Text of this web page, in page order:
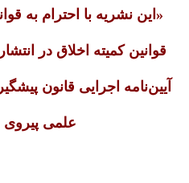
«این نشریه با احترام به
قوانین کمیته اخلاق در انتشار
آیین‌نامه اجرایی قانون
علمی پیروی